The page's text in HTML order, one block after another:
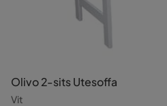
Olivo 2-sits Utesoffa
Vit